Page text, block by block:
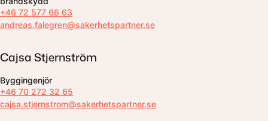
+46 72 577 66 63
andreas.falegren@sakerhetspartner.se
Cajsa Stjernström
Byggingenjör
+46 70 272 32 65
cajsa.stjernstrom@sakerhetspartner.se